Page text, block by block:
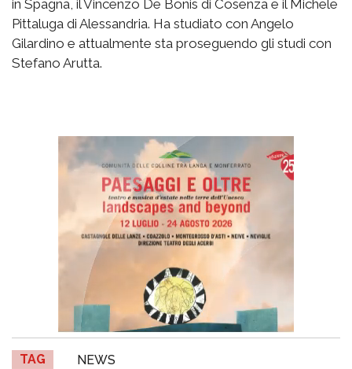
in Spagna, il Vincenzo De Bonis di Cosenza e il Michele
Pittaluga di Alessandria. Ha studiato con Angelo
Gilardino e attualmente sta proseguendo gli studi con
Stefano Arutta.
TAG NEWS